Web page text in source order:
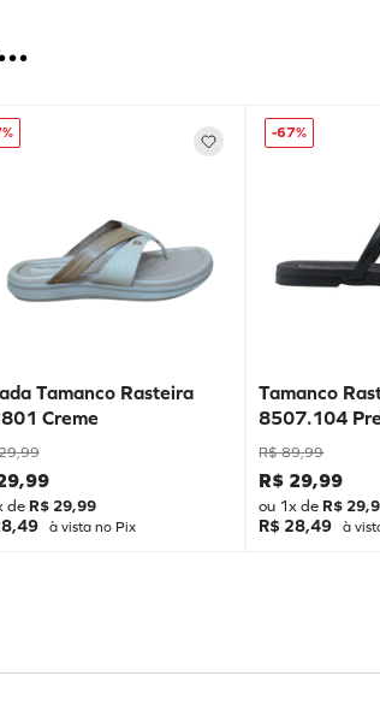
Tamanco Rasteira
Creme
,99
,99
de R$ 29,99
à vista no Pix
-67%
Tamanco
8507.104
R$ 89,99
R$ 29,99
ou 1x de R$ 29,
R$ 28,49 à